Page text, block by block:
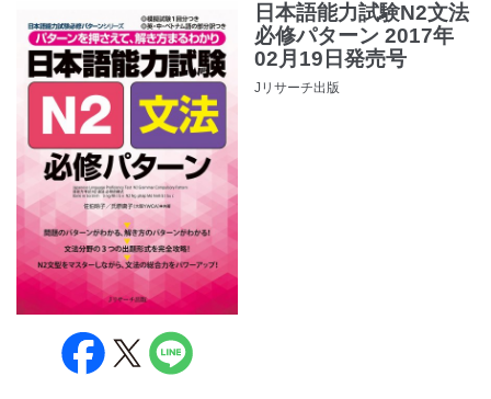
日本語能力試験N2文法
必修パターン 2017年
02月19日発売号
Jリサーチ出版